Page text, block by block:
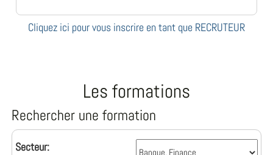
Cliquez ici pour vous inscrire en tant que RECRUTEUR
Les formations
Rechercher une formation
Secteur: